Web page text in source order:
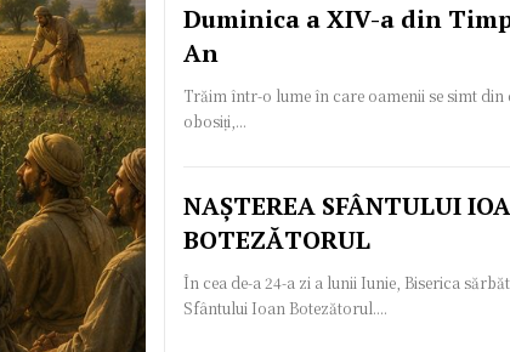
Duminica a XIV-a din
An
Trăim într-o lume în care oamenii se simt din
obosiți,...
NAȘTEREA SFÂNTULUI
BOTEZĂTORUL
În cea de-a 24-a zi a lunii Iunie, Biserica
Sfântului Ioan Botezătorul....